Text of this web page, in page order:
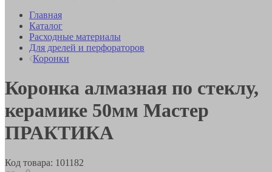
Главная
Каталог
Расходные материалы
Для дрелей и перфораторов
Коронки
Коронка алмазная по стеклу,
керамике 50мм Мастер
ПРАКТИКА
Код товара: 101182